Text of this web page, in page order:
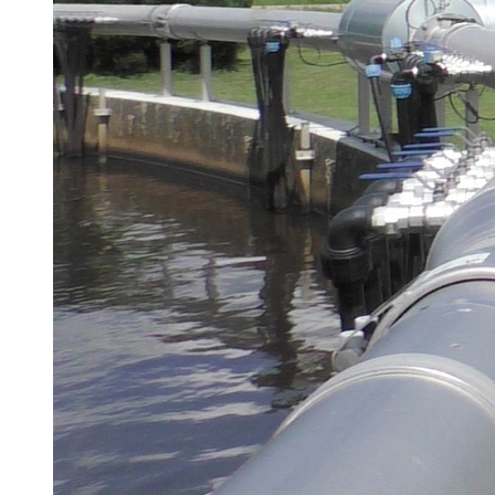
Brau Beviale
Hannover Messe
IFAT
Tausendwasser
Energieeffizienz & Nachhaltigkeit
Grüne Gebäude und Wasserlösungen für
klimaresiliente Städte
21. Juli 2026